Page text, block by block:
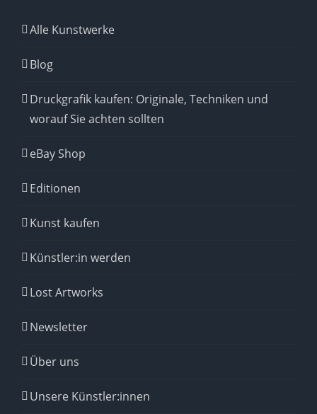
Alle Kunstwerke
Blog
Druckgrafik kaufen: Originale, Techniken und
worauf Sie achten sollten
eBay Shop
Editionen
Kunst kaufen
Künstler:in werden
Lost Artworks
Newsletter
Über uns
Unsere Künstler:innen